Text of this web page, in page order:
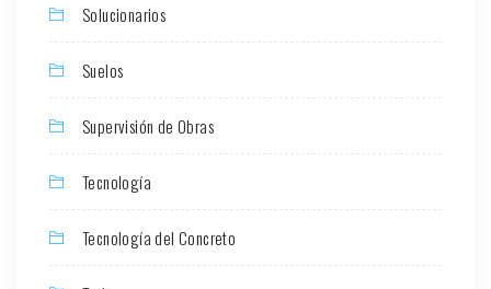
Solucionarios
Suelos
Supervisión de Obras
Tecnología
Tecnología del Concreto